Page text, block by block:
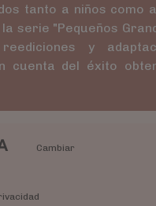
tanto a niños como
serie "Pequeños
reediciones y
cuenta del éxito
Cambiar